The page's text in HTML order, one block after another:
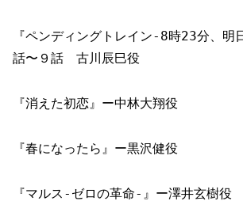
『ペンディングトレイン-8時23分、明
話〜９話 古川辰巳役
『消えた初恋』ー中林大翔役
『春になったら』ー黒沢健役
『マルス-ゼロの革命-』ー澤井玄樹役